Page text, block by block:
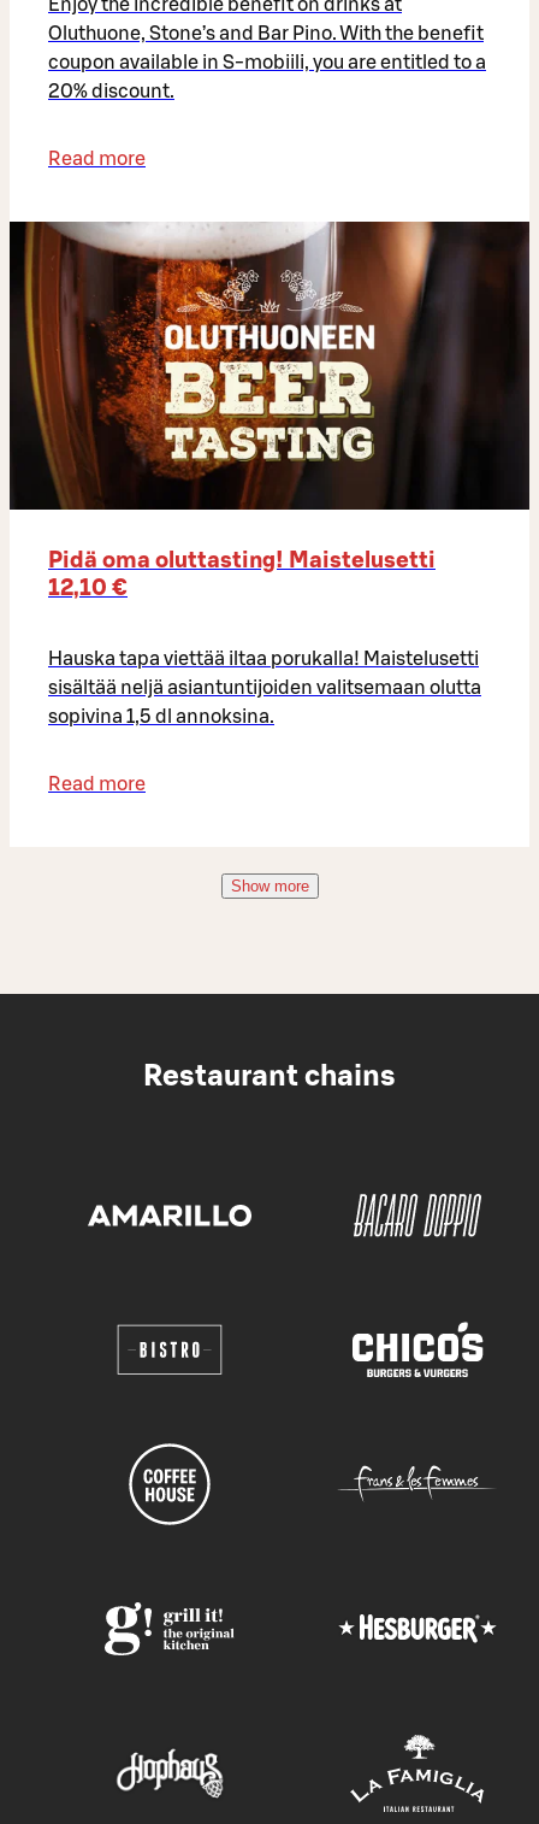
Enjoy the incredible benefit on drinks at
Oluthuone, Stone’s and Bar Pino. With the benefit
coupon available in S-mobiili, you are entitled to a
20% discount.
Read more
Pidä oma oluttasting! Maistelusetti
12,10 €
Hauska tapa viettää iltaa porukalla! Maistelusetti
sisältää neljä asiantuntijoiden valitsemaan olutta
sopivina 1,5 dl annoksina.
Read more
Show more
Restaurant chains